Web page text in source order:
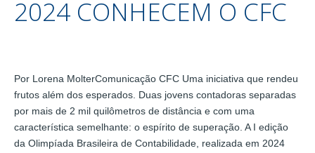
2024 CONHECEM O CFC
Por Lorena MolterComunicação CFC Uma iniciativa que rendeu
frutos além dos esperados. Duas jovens contadoras separadas
por mais de 2 mil quilômetros de distância e com uma
característica semelhante: o espírito de superação. A I edição
da Olimpíada Brasileira de Contabilidade, realizada em 2024